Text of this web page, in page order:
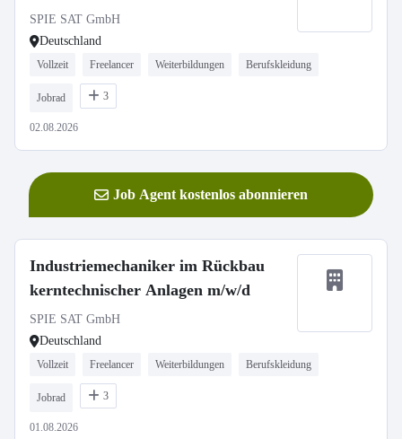
SPIE SAT GmbH
Deutschland
Vollzeit Freelancer Weiterbildungen Berufskleidung
Jobrad 3
02.08.2026
Job Agent kostenlos abonnieren
Industriemechaniker im Rückbau
kerntechnischer Anlagen m/w/d
SPIE SAT GmbH
Deutschland
Vollzeit Freelancer Weiterbildungen Berufskleidung
Jobrad 3
01.08.2026